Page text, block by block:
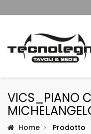
VICS_PIANO
Home Prodotto